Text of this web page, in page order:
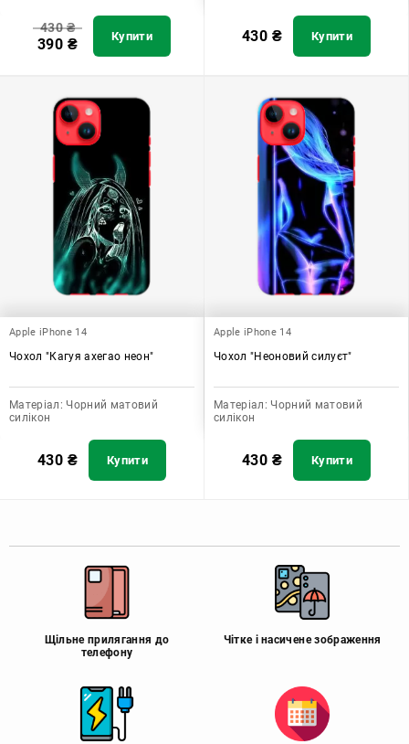
430₴
390 ₴ Купити 430 ₴ Купити
Apple iPhone 14
Чохол "Кагуя ахегао неон"
Матеріал: Чорний матовий
силікон
430 ₴ Купити
Apple iPhone 14
Чохол "Неоновий силуєт"
Матеріал: Чорний матовий
силікон
430 ₴ Купити
Щільне прилягання до
телефону
Чітке і насичене зображення